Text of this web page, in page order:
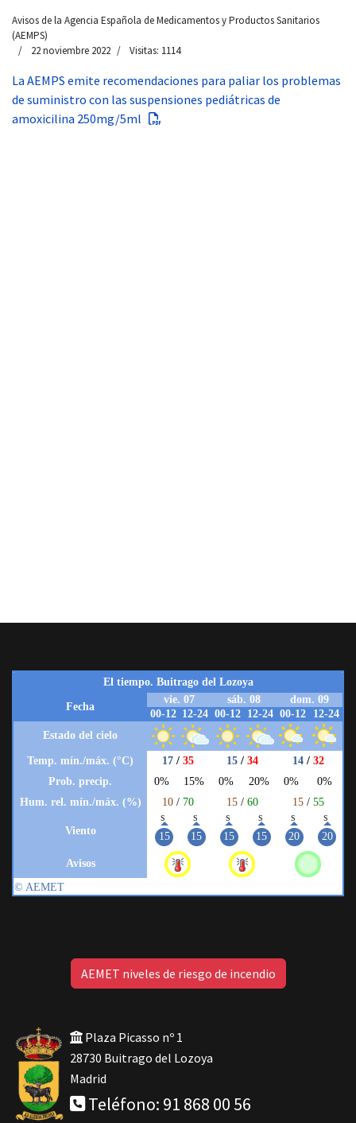
Avisos de la Agencia Española de Medicamentos y Productos Sanitarios
(AEMPS)
22 noviembre 2022
Visitas: 1114
La AEMPS emite recomendaciones para paliar los problemas
de suministro con las suspensiones pediátricas de
amoxicilina 250mg/5ml
AEMET niveles de riesgo de incendio
Plaza Picasso nº 1
28730 Buitrago del Lozoya
Madrid
Teléfono: 91 868 00 56